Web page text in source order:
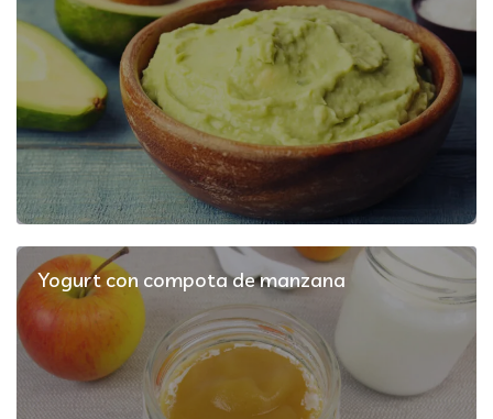
Yogurt con compota de manzana